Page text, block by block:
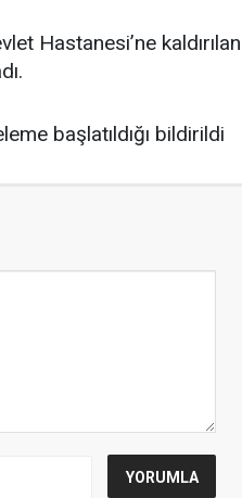
Hastanesi’ne kaldırılan
başlatıldığı bildirildi